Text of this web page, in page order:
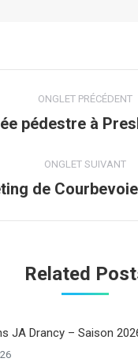
ONGLET PRÉCÉDENT
Onglet
pédestre à
ONGLET SUIVANT
Onglet
de
Related
JA Drancy – Saison